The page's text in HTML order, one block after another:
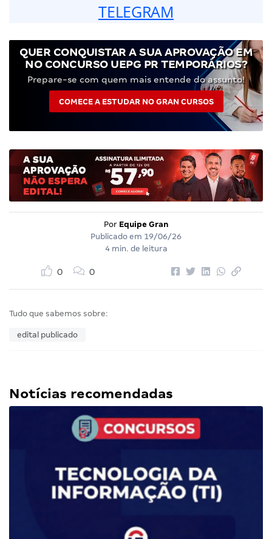
TELEGRAM
QUER CONQUISTAR A SUA APROVAÇÃO EM
NO CONCURSO UEPG PR TEMPORÁRIOS?
Prepare-se com quem mais entende do assunto!
COMECE A ESTUDAR NO GRAN CURSOS
Por Equipe Gran
Publicado em 19/06/26
4 min. de leitura
0 0
Tudo que sabemos sobre:
edital publicado
Notícias recomendadas